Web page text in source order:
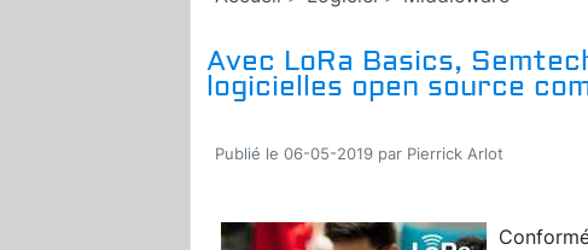
Avec LoRa Basics,
logicielles open source
Publié le 06-05-2019 par Pierrick Arlot